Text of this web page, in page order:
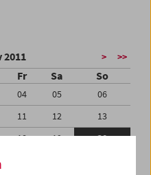
2011 > >>
Fr Sa So
04 05
06
11 12
13
18 19
20